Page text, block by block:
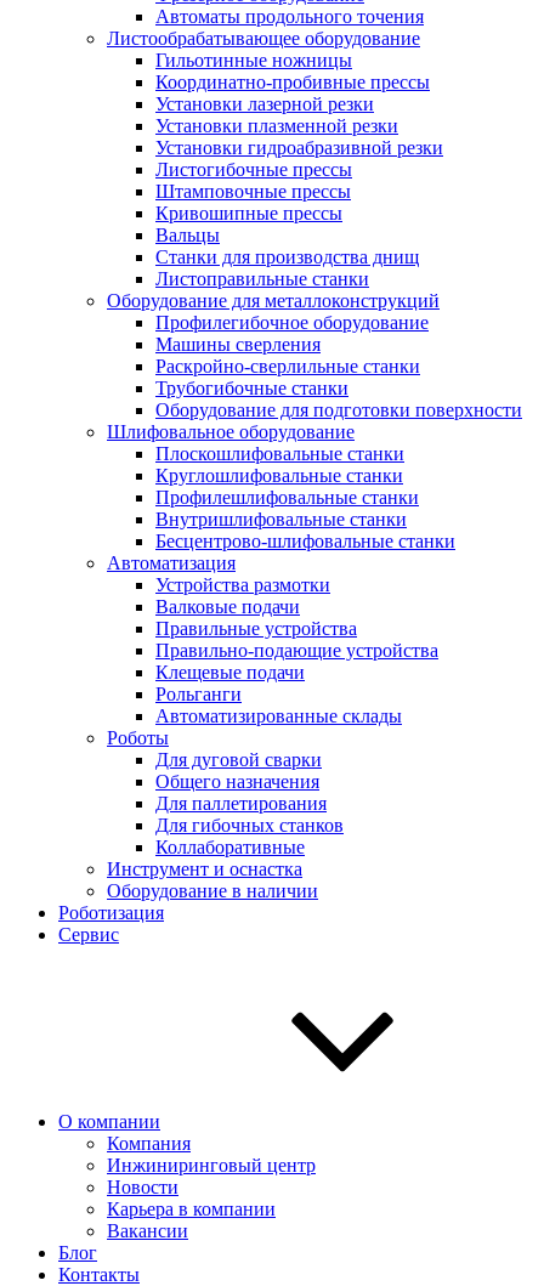
Автоматы продольного точения
Листообрабатывающее оборудование
Гильотинные ножницы
Координатно-пробивные прессы
Установки лазерной резки
Установки плазменной резки
Установки гидроабразивной резки
Листогибочные прессы
Штамповочные прессы
Кривошипные прессы
Вальцы
Станки для производства днищ
Листоправильные станки
Оборудование для металлоконструкций
Профилегибочное оборудование
Машины сверления
Раскройно-сверлильные станки
Трубогибочные станки
Оборудование для подготовки поверхности
Шлифовальное оборудование
Плоскошлифовальные станки
Круглошлифовальные станки
Профилешлифовальные станки
Внутришлифовальные станки
Бесцентрово-шлифовальные станки
Автоматизация
Устройства размотки
Валковые подачи
Правильные устройства
Правильно-подающие устройства
Клещевые подачи
Рольганги
Автоматизированные склады
Роботы
Для дуговой сварки
Общего назначения
Для паллетирования
Для гибочных станков
Коллаборативные
Инструмент и оснастка
Оборудование в наличии
Роботизация
Сервис
О компании
Компания
Инжиниринговый центр
Новости
Карьера в компании
Вакансии
Блог
Контакты